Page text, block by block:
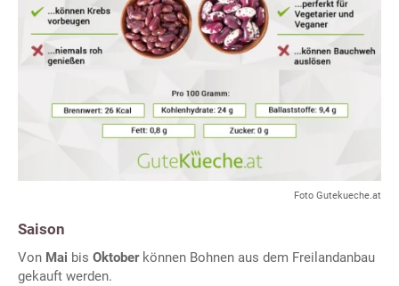
Foto Gutekueche.at
Saison
Von Mai bis Oktoberkönnen Bohnen aus dem Freilandanbau
gekauft werden.